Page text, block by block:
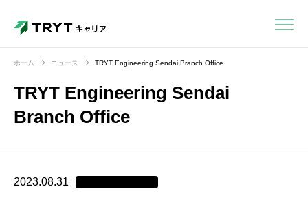
ホーム ニュース TRYT Engineering Sendai Branch Office
TRYT Engineering Sendai
Branch Office
2023.08.31